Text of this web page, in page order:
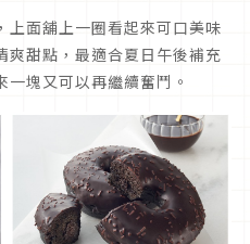
上面舖上一圈看起來可口美味
爽甜點，最適合夏日午後補充
塊又可以再繼續奮鬥。